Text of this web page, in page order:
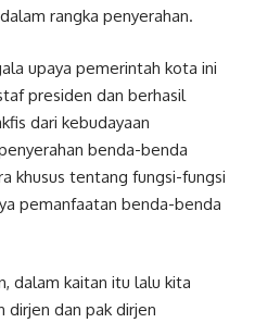
rangka penyerahan.
upaya pemerintah kota ini
presiden dan berhasil
dari kebudayaan
benda-benda
khusus tentang fungsi-fungsi
pemanfaatan benda-benda
dalam kaitan itu lalu kita
dirjen dan pak dirjen